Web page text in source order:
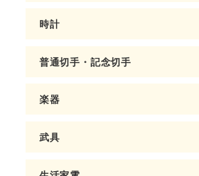
時計
普通切手・記念切手
楽器
武具